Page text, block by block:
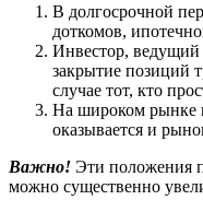
В долгосрочной
доткомов,
Инвестор, ведущий
закрытие позиций
случае тот, кто
На широком рынке
оказывается и
Важно! Эти положения
можно существенно